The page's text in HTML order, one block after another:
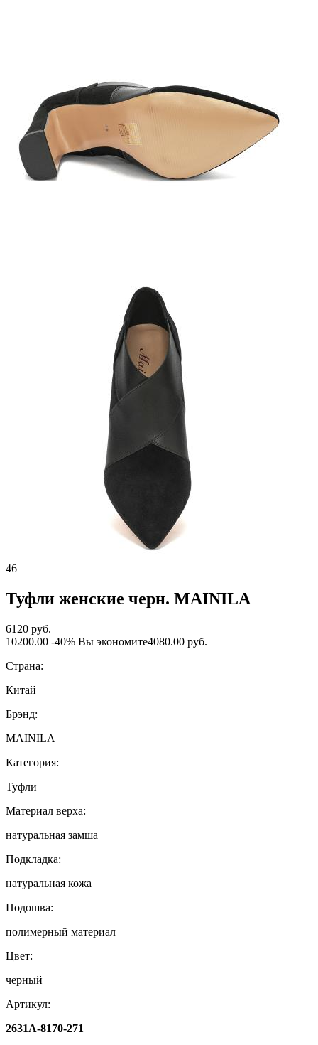
46
Туфли женские черн. MAINILA
6120 руб.
10200.00 -40% Вы экономите4080.00 руб.
Страна:
Китай
Брэнд:
MAINILA
Категория:
Туфли
Материал верха:
натуральная замша
Подкладка:
натуральная кожа
Подошва:
полимерный материал
Цвет:
черный
Артикул:
2631A-8170-271